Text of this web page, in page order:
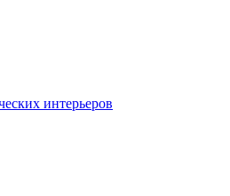
интерьеров